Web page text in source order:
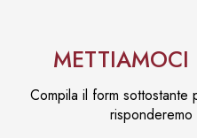
Compila il form